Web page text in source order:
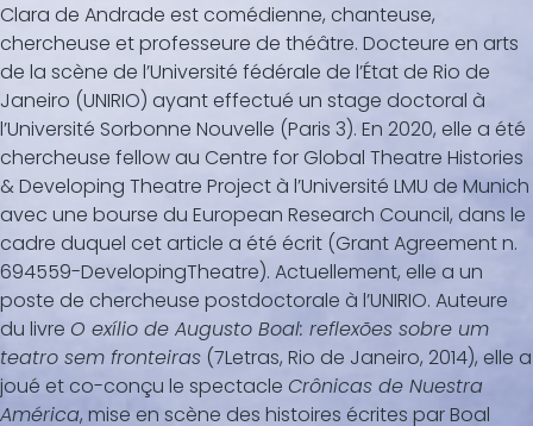
CATALOGUE
DISTINCTIONS
CRITIQUES
PODCASTS
Clara de Andrade est comédienne, chanteuse,
chercheuse et professeure de théâtre. Docteure en arts
de la scène de l’Université fédérale de l’État de Rio de
Janeiro (UNIRIO) ayant effectué un stage doctoral à
l’Université Sorbonne Nouvelle (Paris 3). En 2020, elle a été
chercheuse fellow au Centre for Global Theatre Histories
& Developing Theatre Project à l’Université LMU de Munich
avec une bourse du European Research Council, dans le
cadre duquel cet article a été écrit (Grant Agreement n.
694559-DevelopingTheatre). Actuellement, elle a un
poste de chercheuse postdoctorale à l’UNIRIO. Auteure
du livre O exílio de Augusto Boal: reflexões sobre um
teatro sem fronteiras (7Letras, Rio de Janeiro, 2014), elle a
joué et co-conçu le spectacle Crônicas de Nuestra
América, mise en scène des histoires écrites par Boal